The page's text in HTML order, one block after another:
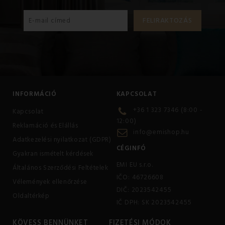
INFORMÁCIÓ
Kapcsolat
Reklamáció és Elállás
Adatkezelési nyilatkozat (GDPR)
Gyakran ismételt kérdések
Általános Szerződési Feltételek
Vélemények ellenőrzése
Oldaltérkép
KAPCSOLAT
+36 1 323 7346 (8:00 -
12:00)
info@emishop.hu
CÉGINFÓ
EMI EU s.r.o.
IČO: 46726608
DIČ: 2023542455
IČ DPH: SK 2023542455